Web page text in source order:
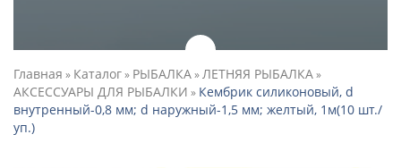
Главная » Каталог» РЫБАЛКА»ЛЕТНЯЯ РЫБАЛКА»
АКСЕССУАРЫ ДЛЯ РЫБАЛКИ » Кембрик силиконовый, d
внутренный-0,8 мм; d наружный-1,5 мм; желтый, 1м(10 шт./
уп.)